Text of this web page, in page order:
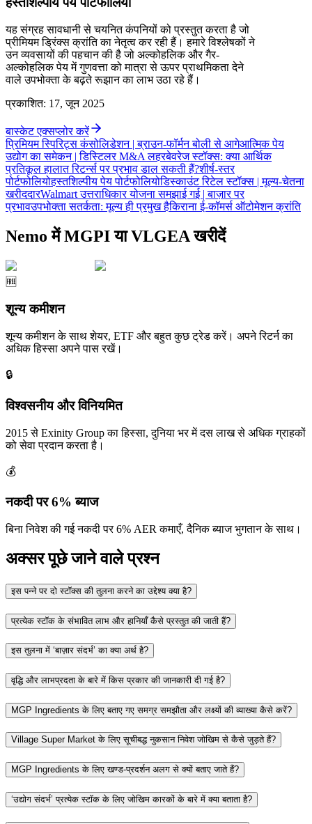
यह संग्रह सावधानी से चयनित कंपनियों को प्रस्तुत करता है जो
प्रीमियम ड्रिंक्स क्रांति का नेतृत्व कर रही हैं। हमारे विश्लेषकों ने
उन व्यवसायों की पहचान की है जो अल्कोहलिक और गैर-
अल्कोहलिक पेय में गुणवत्ता को मात्रा से ऊपर प्राथमिकता देने
वाले उपभोक्ता के बढ़ते रूझान का लाभ उठा रहे हैं।
प्रकाशित: 17, जून 2025
बास्केट एक्सप्लोर करें
प्रिमियम स्पिरिट्स कंसोलिडेशन | ब्राउन-फॉर्मन बोली से आगेआत्मिक पेय
उद्योग का समेकन | डिस्टिलर M&A लहरबेवरेज स्टॉक्स: क्या आर्थिक
प्रतिकूल हालात रिटर्न्स पर प्रभाव डाल सकती हैं?शीर्ष-स्तर
पोर्टफोलियोहस्तशिल्पीय पेय पोर्टफोलियोडिस्काउंट रिटेल स्टॉक्स | मूल्य-चेतना
खरीददारWalmart उत्तराधिकार योजना समझाई गई | बाज़ार पर
प्रभावउपभोक्ता सतर्कता: मूल्य ही प्रमुख हैकिराना ई-कॉमर्स ऑटोमेशन क्रांति
Nemo में MGPI या VLGEA खरीदें
🆓
शून्य कमीशन
शून्य कमीशन के साथ शेयर, ETF और बहुत कुछ ट्रेड करें। अपने रिटर्न का
अधिक हिस्सा अपने पास रखें।
🔒
विश्वसनीय और विनियमित
2015 से Exinity Group का हिस्सा, दुनिया भर में दस लाख से अधिक ग्राहकों
को सेवा प्रदान करता है।
💰
नकदी पर 6% ब्याज
बिना निवेश की गई नकदी पर 6% AER कमाएँ, दैनिक ब्याज भुगतान के साथ।
अक्सर पूछे जाने वाले प्रश्न
इस पन्ने पर दो स्टॉक्स की तुलना करने का उद्देश्य क्या है?
प्रत्येक स्टॉक के संभावित लाभ और हानियाँ कैसे प्रस्तुत की जाती हैं?
इस तुलना में ‘बाज़ार संदर्भ’ का क्या अर्थ है?
वृद्धि और लाभप्रदता के बारे में किस प्रकार की जानकारी दी गई है?
MGP Ingredients के लिए बताए गए समग्र समझौता और लक्ष्यों की व्याख्या कैसे करें?
Village Super Market के लिए सूचीबद्ध नुकसान निवेश जोखिम से कैसे जुड़ते हैं?
MGP Ingredients के लिए खण्ड-प्रदर्शन अलग से क्यों बताए जाते हैं?
‘उद्योग संदर्भ’ प्रत्येक स्टॉक के लिए जोखिम कारकों के बारे में क्या बताता है?